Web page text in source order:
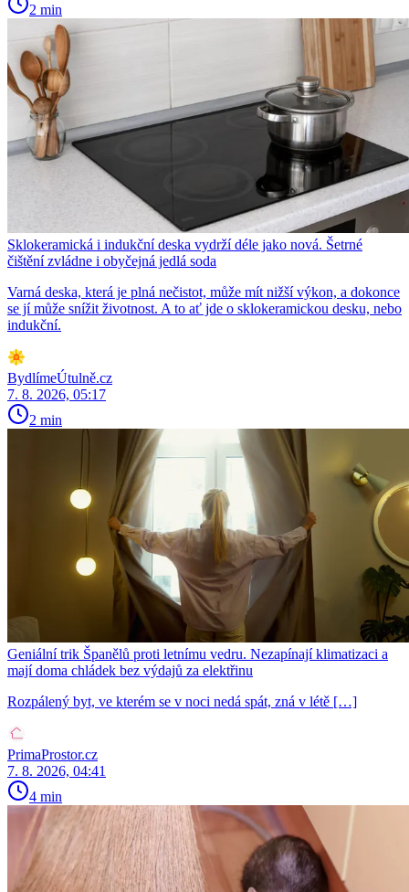
2 min
Sklokeramická i indukční deska vydrží déle jako nová. Šetrné
čištění zvládne i obyčejná jedlá soda
Varná deska, která je plná nečistot, může mít nižší výkon, a dokonce
se jí může snížit životnost. A to ať jde o sklokeramickou desku, nebo
indukční.
BydlímeÚtulně.cz
7. 8. 2026, 05:17
2 min
Geniální trik Španělů proti letnímu vedru. Nezapínají klimatizaci a
mají doma chládek bez výdajů za elektřinu
Rozpálený byt, ve kterém se v noci nedá spát, zná v létě […]
PrimaProstor.cz
7. 8. 2026, 04:41
4 min